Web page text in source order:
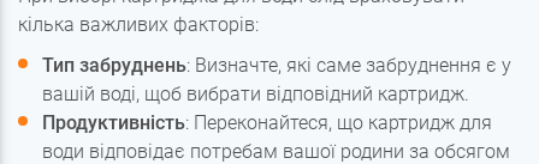
кілька важливих факторів:
Тип забруднень: Визначте, які саме забруднення є у
вашій воді, щоб вибрати відповідний картридж.
Продуктивність: Переконайтеся, що картридж для
води відповідає потребам вашої родини за обсягом